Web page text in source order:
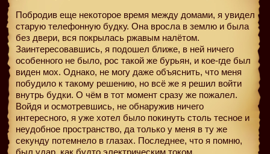
Побродив еще некоторое время между домами, я увидел
старую телефонную будку. Она вросла в землю и была
без двери, вся покрылась ржавым налётом.
Заинтересовавшись, я подошел ближе, в ней ничего
особенного не было, рос такой же бурьян, и кое-где был
виден мох. Однако, не могу даже объяснить, что меня
побудило к такому решению, но всё же я решил войти
внутрь будки. О чём в тот момент сразу же пожалел.
Войдя и осмотревшись, не обнаружив ничего
интересного, я уже хотел было покинуть столь тесное и
неудобное пространство, да только у меня в ту же
секунду потемнело в глазах. Последнее, что я помню,
был удар, как будто электрическим током.